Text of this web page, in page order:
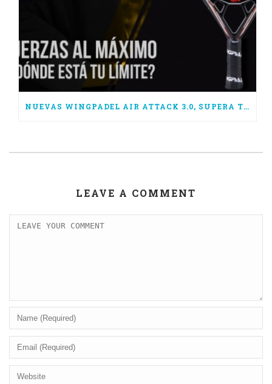
NUEVAS WINGPADEL AIR ATTACK 3.0, SUPERA TUS LÍMITES
LEAVE A COMMENT